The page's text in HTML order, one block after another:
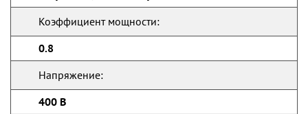
Коэффициент мощности:
0.8
Напряжение:
400 В